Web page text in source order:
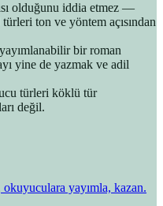
olduğunu iddia etmez —
ton ve yöntem açısından
bir roman
yine de yazmak ve adil
türleri köklü tür
değil.
yayımla, kazan.